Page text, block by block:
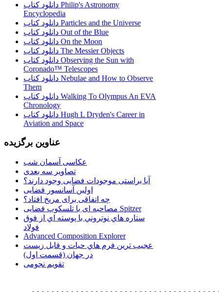
دانلود کتاب Philip's Astronomy
Encyclopedia
دانلود کتاب Particles and the Universe
دانلود کتاب Out of the Blue
دانلود کتاب On the Moon
دانلود کتاب The Messier Objects
دانلود کتاب Observing the Sun with
Coronado™ Telescopes
دانلود کتاب Nebulae and How to Observe
Them
دانلود کتاب Walking To Olympus An EVA
Chronology
دانلود کتاب Hugh L Dryden's Career in
Aviation and Space
عناوین برگزیده
عکاسی آسمان شب
تصاویر سه بعدی
آیا براستی موجودات فضایی وجود دارند؟
اولین آسانسور فضایی
چه اتفاقی برای مریخ افتاد؟
مصاحبه ای با تلسکوپ فضایی Spitzer
ستاره هاي نوتروني با پوسته اي از فوق
فولاد
Advanced Composition Explorer
عجیب ترین فرم هاي حيات و قابل زيست
در جهان (قسمت اول)
تقویم نجومی
استفاده از